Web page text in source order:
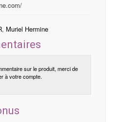
, Muriel Hermine
sur le produit, merci de
à votre compte.